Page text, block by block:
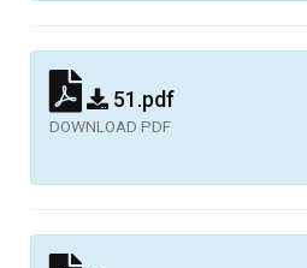
51.pdf
DOWNLOAD PDF